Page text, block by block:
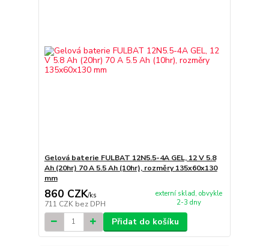
Gelová baterie FULBAT 12N5.5-4A GEL, 12 V 5.8
Ah (20hr) 70 A 5.5 Ah (10hr), rozměry 135x60x130
mm
860 CZK/ks
711 CZK bez DPH
externí sklad, obvykle
2-3 dny
Přidat do košíku